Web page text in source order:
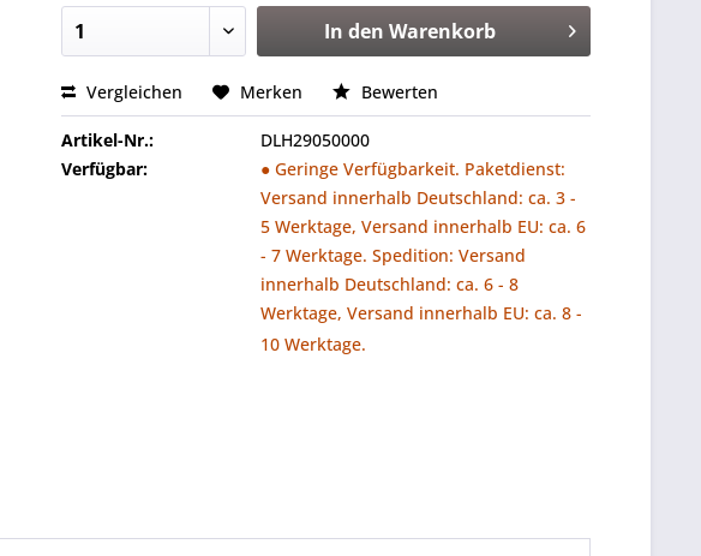
In den Warenkorb
Vergleichen Merken Bewerten
Artikel-Nr.:
DLH29050000
Verfügbar:
● Geringe Verfügbarkeit. Paketdienst:
Versand innerhalb Deutschland: ca. 3 -
5 Werktage, Versand innerhalb EU: ca. 6
- 7 Werktage. Spedition: Versand
innerhalb Deutschland: ca. 6 - 8
Werktage, Versand innerhalb EU: ca. 8 -
10 Werktage.